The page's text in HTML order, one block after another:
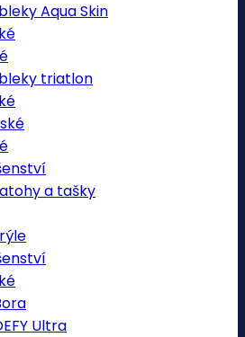
Aqua Skin
triatlon
a tašky
Ultra